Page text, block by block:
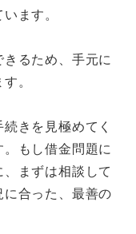
ます。
るため、手元に
。
きを見極めてく
もし借金問題に
まずは相談して
合った、最善の